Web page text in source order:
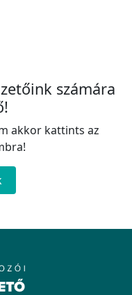
számára
akkor kattints az